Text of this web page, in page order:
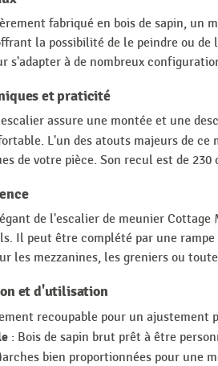
fabriqué en bois de sapin,
la possibilité de le peindre ou
s'adapter à de nombreux
et praticité
assure une montée et une
L'un des atouts majeurs de ce
de votre pièce. Son recul est de
de l'escalier de meunier
Il peut être complété par une
les mezzanines, les greniers ou
et d'utilisation
recoupable pour un ajustement
: Bois de sapin brut prêt à être
bien proportionnées pour une